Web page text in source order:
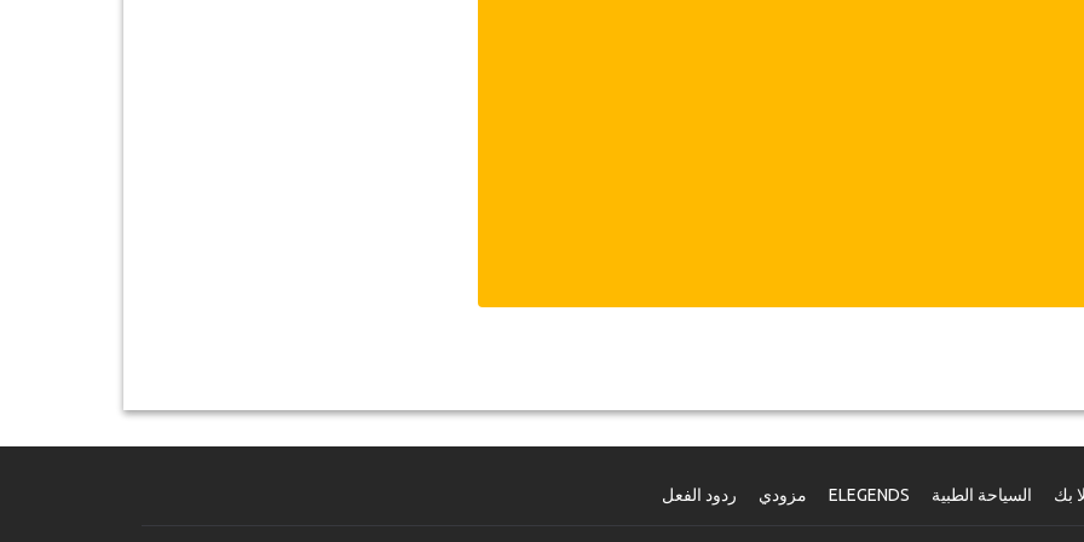
بك السياحة الطبية ELEGENDS مزودي ردود الفعل